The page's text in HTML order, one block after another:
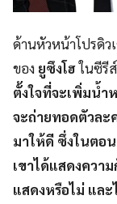
ด้านหัวหน้าโปรดิว
ของ ยูซึงโฮ ในซีรี
ตั้งใจที่จะเพิ่มน้ำ
จะถ่ายทอดตัวล
มาให้ดี ซึ่งในตอ
เขาได้แสดงควา
แสดงหรือไม่ และ